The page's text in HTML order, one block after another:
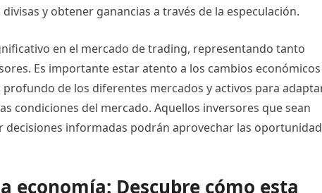
y obtener ganancias a través de la especulación.
en el mercado de trading, representando tanto
Es importante estar atento a los cambios
de los diferentes mercados y activos para
condiciones del mercado. Aquellos inversores que sean
decisiones informadas podrán aprovechar las
economía: Descubre cómo esta